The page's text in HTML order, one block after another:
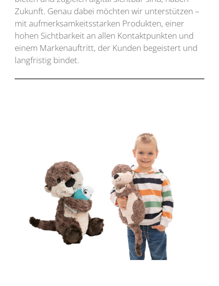
Zukunft. Genau dabei möchten wir unterstützen –
mit aufmerksamkeitsstarken Produkten, einer
hohen Sichtbarkeit an allen Kontaktpunkten und
einem Markenauftritt, der Kunden begeistert und
langfristig bindet.